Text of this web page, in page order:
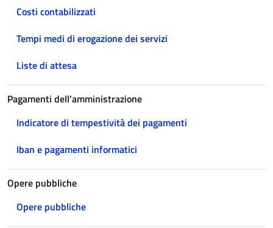
Costi contabilizzati
Tempi medi di erogazione dei servizi
Liste di attesa
Pagamenti dell’amministrazione
Indicatore di tempestività dei pagamenti
Iban e pagamenti informatici
Opere pubbliche
Opere pubbliche